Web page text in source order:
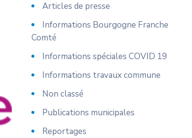
Articles de presse
Informations Bourgogne Franche
Comté
Informations spéciales COVID 19
Informations travaux commune
Non classé
Publications municipales
Reportages